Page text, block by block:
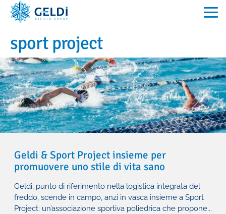
CHI SIAMO
PASSIONE DI FAMIGLIA DAL 1993
GELDI OGGI
FILOSOFIA
LA SEDE
COMMERCIO
LOGISTICA
QUALITÀ CERTIFICATA
DOWNLOAD
NEWS
LOGISTICA
COMMERCIO
sport project
Geldi & Sport Project insieme per
promuovere uno stile di vita sano
Geldi, punto di riferimento nella logistica integrata del
freddo, scende in campo, anzi in vasca insieme a Sport
Project: un’associazione sportiva poliedrica che propone...